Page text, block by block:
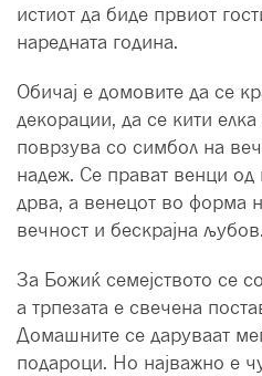
истиот да биде првиот
наредната година.
Обичај е домовите да се
декорации, да се кити
поврзува со симбол на
надеж. Се прават венци од
дрва, а венецот во форма
вечност и бескрајна љубов.
За Божиќ семејството се
а трпезата е свечена
Домашните се даруваат
подароци. Но најважно е